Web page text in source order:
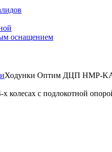
оснащением
Ходунки Оптим ДЦП HMP-KA